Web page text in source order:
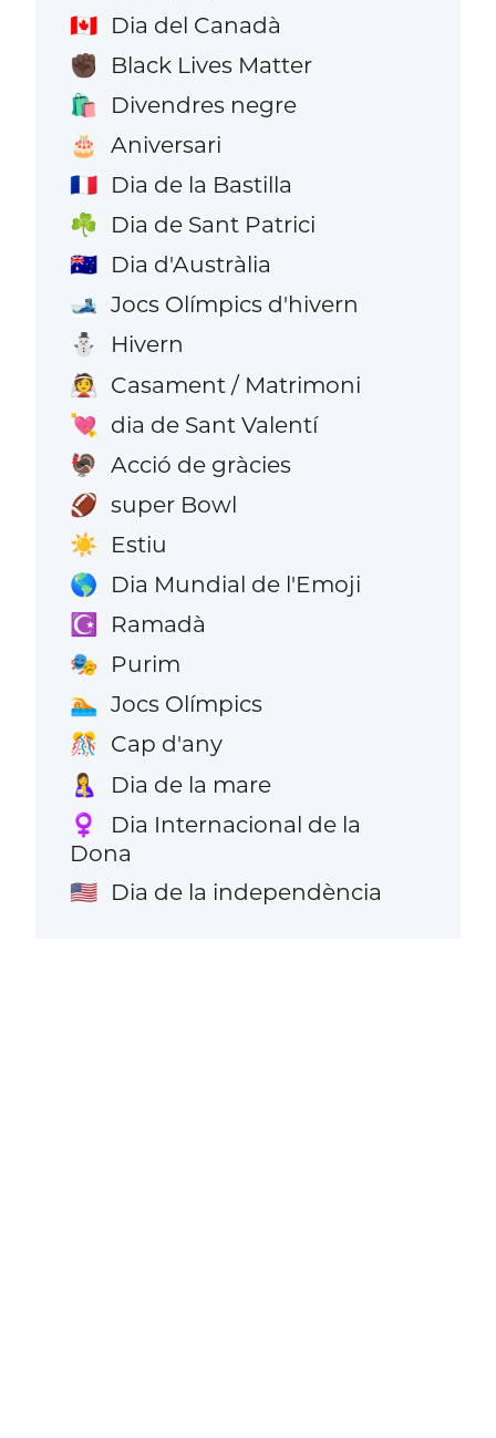
🇨🇦 Dia del Canadà
✊🏿 Black Lives Matter
🛍️ Divendres negre
🎂 Aniversari
🇫🇷 Dia de la Bastilla
☘️ Dia de Sant Patrici
🇦🇺 Dia d'Austràlia
🎿 Jocs Olímpics d'hivern
⛄ Hivern
👰 Casament / Matrimoni
💘 dia de Sant Valentí
🦃 Acció de gràcies
🏈 super Bowl
☀️ Estiu
🌎 Dia Mundial de l'Emoji
☪️ Ramadà
🎭 Purim
🏊 Jocs Olímpics
🎊 Cap d'any
🤱 Dia de la mare
♀️
Dia Internacional de la
Dona
🇺🇸 Dia de la independència